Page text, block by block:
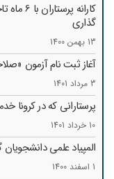
گذاری
13 بهمن 1400
آغاز ثبت نام آزمون
3 مرداد 1401
پرستارانی که در کرونا
10 خرداد 1401
المپیاد علمی
1 اسفند 1400